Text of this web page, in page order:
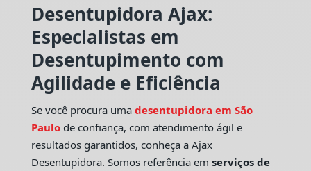
Desentupidora Ajax:
Especialistas em
Desentupimento com
Agilidade e Eficiência
Se você procura uma desentupidora em São
Paulo de confiança, com atendimento ágil e
resultados garantidos, conheça a Ajax
Desentupidora. Somos referência em serviços de